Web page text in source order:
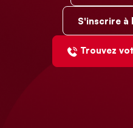
S'inscrire à
Trouvez